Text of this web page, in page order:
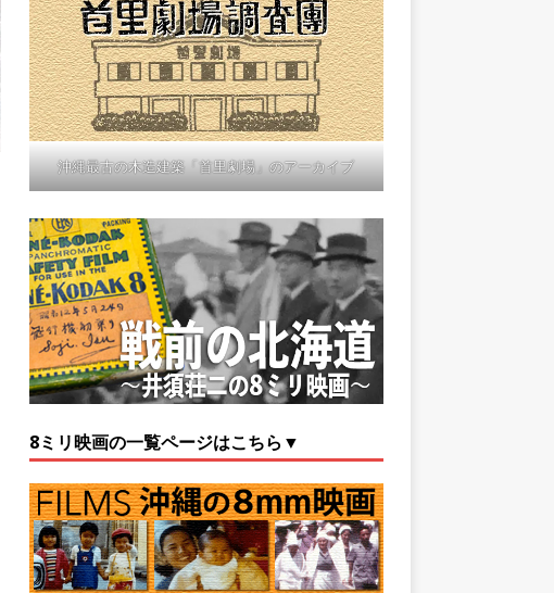
沖縄最古の木造建築「首里劇場」のアーカイブ
8ミリ映画の一覧ページはこちら▼